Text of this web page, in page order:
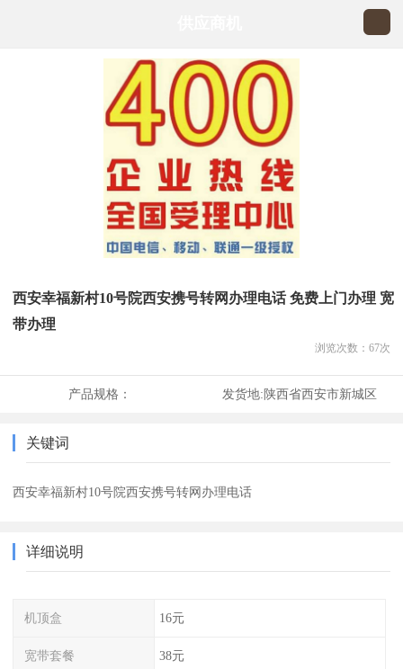
西安幸福新村10号院西安携号转网办理电话 免费上门办理 宽
带办理
浏览次数： 67次
产品规格： 发货地:陕西省西安市新城区
关键词
西安幸福新村10号院西安携号转网办理电话
详细说明
机顶盒 16元
宽带套餐 38元